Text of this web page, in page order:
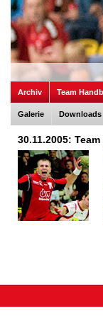
Archiv Team
Galerie Downloads
30.11.2005: